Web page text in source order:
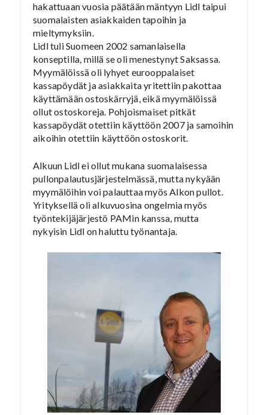
hakattuaan vuosia päätään mäntyyn Lidl taipui
suomalaisten asiakkaiden tapoihin ja
mieltymyksiin.
Lidl tuli Suomeen 2002 samanlaisella
konseptilla, millä se oli menestynyt Saksassa.
Myymälöissä oli lyhyet eurooppalaiset
kassapöydät ja asiakkaita yritettiin pakottaa
käyttämään ostoskärryjä, eikä myymälöissä
ollut ostoskoreja. Pohjoismaiset pitkät
kassapöydät otettiin käyttöön 2007 ja samoihin
aikoihin otettiin käyttöön ostoskorit.
Alkuun Lidl ei ollut mukana suomalaisessa
pullonpalautusjärjestelmässä, mutta nykyään
myymälöihin voi palauttaa myös Alkon pullot.
Yrityksellä oli alkuvuosina ongelmia myös
työntekijäjärjestö PAMin kanssa, mutta
nykyisin Lidl on haluttu työnantaja.